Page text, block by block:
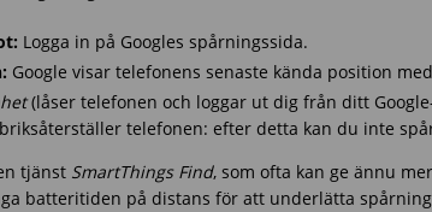
Logga in på Googles spårningssida.
Google visar telefonens senaste kända position
(låser telefonen och loggar ut dig från ditt
telefonen: efter detta kan du inte
tjänst SmartThings Find, som ofta kan ge ännu
batteritiden på distans för att underlätta